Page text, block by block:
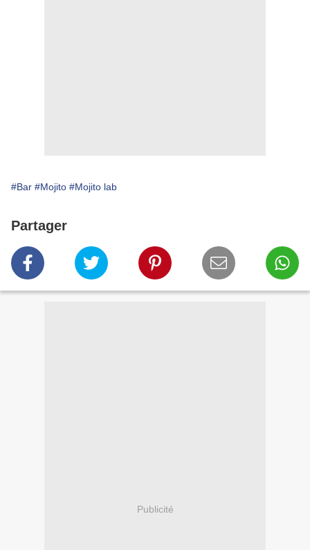
#Bar #Mojito #Mojito lab
Partager
Publicité